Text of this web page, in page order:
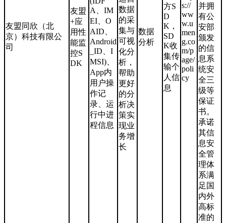
友盟同欣（北
京）科技有限公
司
友盟
+应
用性
能监
控S
DK
A、IM
EI、O
AID、
Android
_ID、I
MSI)、
App内
用户操
作记
录、运
行中进
程信息
数据
的采
集与
可视
化分
析，
帮助
更好
的分
析决
策实
现业
务增
长
数据
分析
方S
D
K，
SD
K收
集传
输个
人信
息
s://
ww
w.u
men
g.co
m/p
age/
poli
cy
并拥
有公
安部
颁发
的信
息系
统安
全三
级等
保证
书。
承诺
其信
息安
全管
理体
系满
足国
内外
高标
准的